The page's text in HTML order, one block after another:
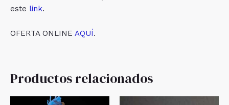
este link.
OFERTA ONLINE AQUÍ.
Productos relacionados